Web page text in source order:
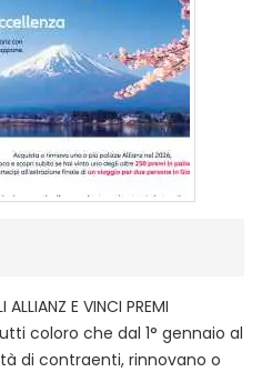
E VINCI PREMI
tutti coloro che dal 1° gennaio al
di contraenti, rinnovano o